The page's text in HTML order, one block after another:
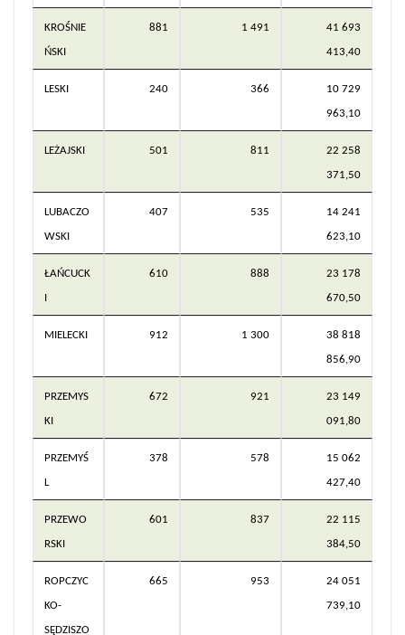
KROŚNIE
ŃSKI
881 1 491 41 693
413,40
LESKI 240 366 10 729
963,10
LEŻAJSKI 501 811 22 258
371,50
LUBACZO
WSKI
407 535 14 241
623,10
ŁAŃCUCK
I
610 888 23 178
670,50
MIELECKI 912 1 300 38 818
856,90
PRZEMYS
KI
672 921 23 149
091,80
PRZEMYŚ
L
378 578 15 062
427,40
PRZEWO
RSKI
601 837 22 115
384,50
ROPCZYC
KO-
SĘDZISZO
665 953 24 051
739,10